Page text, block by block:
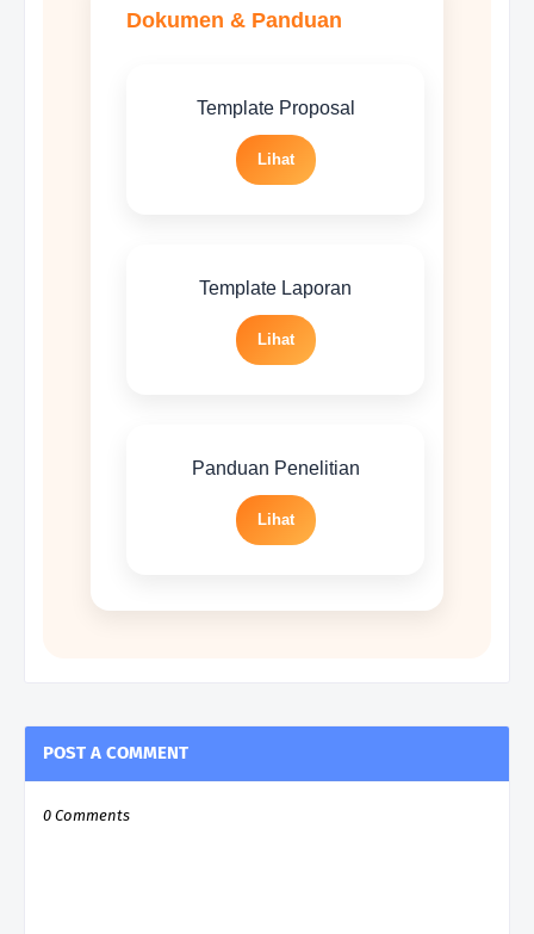
Dokumen & Panduan
Template Proposal
Lihat
Template Laporan
Lihat
Panduan Penelitian
Lihat
POST A COMMENT
0 Comments